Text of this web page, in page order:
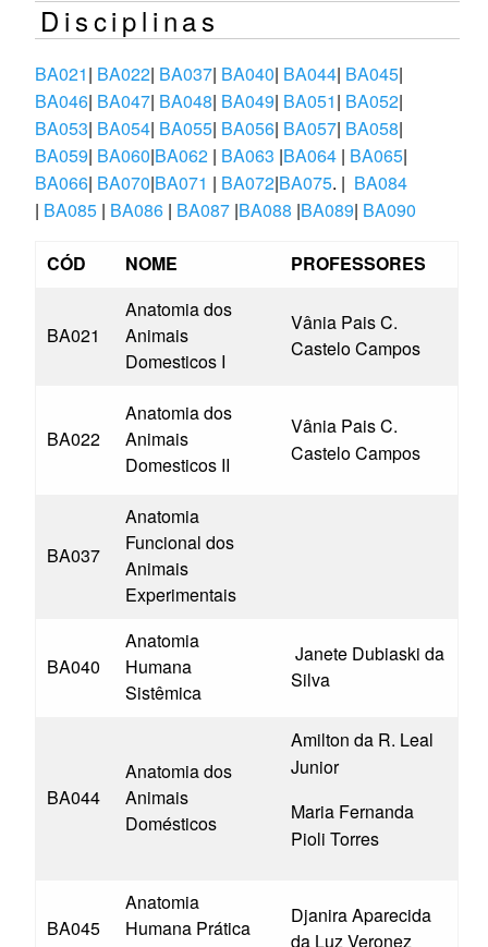
Disciplinas
BA021| BA022| BA037| BA040| BA044| BA045|
BA046| BA047| BA048| BA049| BA051| BA052|
BA053| BA054| BA055| BA056| BA057| BA058|
BA059| BA060|BA062 | BA063 |BA064 | BA065|
BA066| BA070|BA071 | BA072|BA075. | BA084
| BA085 | BA086 | BA087 |BA088 |BA089| BA090
CÓD NOME PROFESSORES
BA021
Anatomia dos
Animais
Domesticos I
Vânia Pais C.
Castelo Campos
BA022
Anatomia dos
Animais
Domesticos II
Vânia Pais C.
Castelo Campos
BA037
Anatomia
Funcional dos
Animais
Experimentais
BA040
Anatomia
Humana
Sistêmica
Janete Dubiaski da
Silva
BA044
Anatomia dos
Animais
Domésticos
Amilton da R. Leal
Junior
Maria Fernanda
Pioli Torres
BA045
Anatomia
Humana Prática
Djanira Aparecida
da Luz Veronez